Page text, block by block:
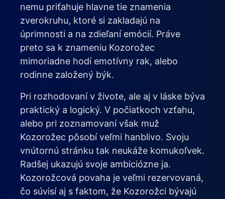
nemu priťahuje hlavne tie znamenia
zverokruhu, ktoré si zakladajú na
úprimnosti a na zdieľaní emócií. Práve
preto sa k znameniu Kozorožec
mimoriadne hodí emotívny rak, alebo
rodinne založený býk.
Pri rozhodovaní v živote, ale aj v láske býva
praktický a logický. V počiatkoch vzťahu,
alebo pri zoznamovaní však muž
Kozorožec pôsobí veľmi hanblivo. Svoju
vnútornú stránku tak neukáže komukoľvek.
Radšej ukazujú svoje ambiciózne ja.
Kozorožcová povaha je veľmi rezervovaná,
čo súvisí aj s faktom, že Kozorožci bývajú